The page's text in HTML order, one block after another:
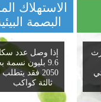
الاستهلاك
البصمة البيئية
إذا وصل عدد سكان
9.6 بليون نسمة
2050 فقد يتطلب
ثالثة كواكب